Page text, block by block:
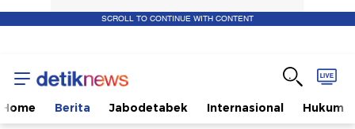
SCROLL TO CONTINUE WITH CONTENT
Home Berita Jabodetabek Internasional Hukum